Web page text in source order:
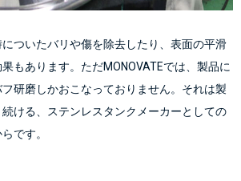
ついたバリや傷を除去したり、表面の平滑
もあります。ただMONOVATEでは、製品に
研磨しかおこなっておりません。それは製
ける、ステンレスタンクメーカーとしての